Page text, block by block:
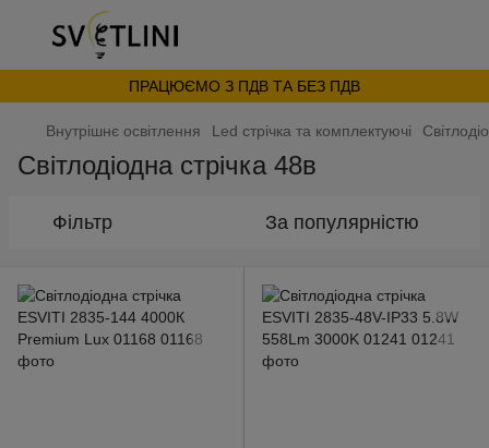
ПРАЦЮЄМО З ПДВ ТА БЕЗ ПДВ
Внутрішнє освітлення Led стрічка та комплектуючі
Світлодіодна стрічка 48в
Фільтр За популярністю